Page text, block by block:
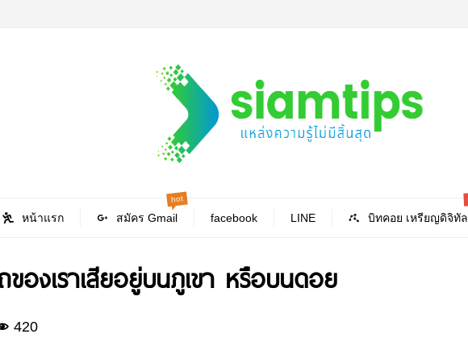
หน้าแรก สมัคร Gmail
hot
facebook LINE บิทคอย เหรียญดิจิทัล
ของเราเสียอยู่บนภูเขา หรือบนดอย
420